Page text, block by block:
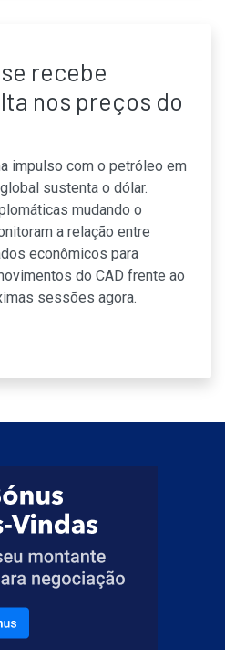
recebe
nos preços do
impulso com o petróleo em
sustenta o dólar.
mudando o
a relação entre
econômicos para
do CAD frente ao
sessões agora.